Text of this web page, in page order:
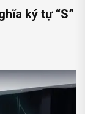
ký tự “S”